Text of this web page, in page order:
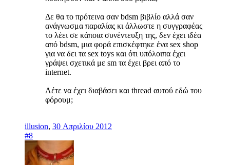
Δε θα το πρότεινα σαν bdsm βιβλίo αλλά σαν
ανάγνωσμα παραλίας κι άλλωστε η συγγραφέας
το λέει σε κάποια συνέντευξη της, δεν έχει ιδέα
από bdsm, μια φορά επισκέφτηκε ένα sex shop
για να δει τα sex toys και ότι υπόλοιπα έχει
γράψει σχετικά με sm τα έχει βρει από το
internet.
Λέτε να έχει διαβάσει και thread αυτού εδώ του
φόρουμ;
illusion, 30 Απριλίου 2012
#8